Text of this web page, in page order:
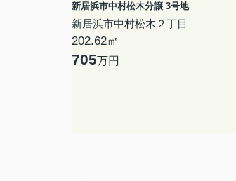
新居浜市中村松木分譲 3号地
新居浜市中村松木２丁目
202.62㎡
705万円